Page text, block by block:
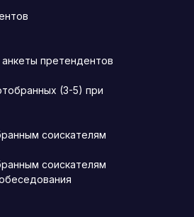
претендентов
(3-5) при
соискателям
соискателям